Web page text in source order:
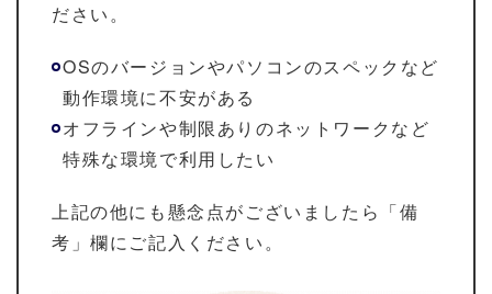
ださい。
OSのバージョンやパソコンのスペックなど
動作環境に不安がある
オフラインや制限ありのネットワークなど
特殊な環境で利用したい
上記の他にも懸念点がございましたら「備
考」欄にご記入ください。